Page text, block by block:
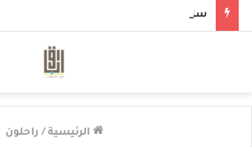
سلم لمن سالمكم
الرئيسية / راحلون